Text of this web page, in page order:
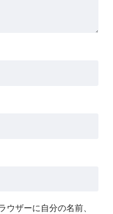
ウザーに自分の名前、